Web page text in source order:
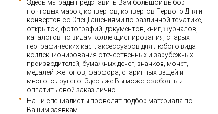
Здесь мы рады представить Вам большой выбор
почтовых марок, конвертов, конвертов Первого Дня и
конвертов со СпецГашениями по различной тематике,
открыток, фотографий, документов, книг, журналов,
каталогов по видам коллекционирования, старых
географических карт, аксессуаров для любого вида
коллекционирования отечественных и зарубежных
производителей, бумажных денег, значков, монет,
медалей, жетонов, фарфора, старинных вещей и
многого другого. Здесь же Вы можете забрать и
оплатить свой заказ лично.
Наши специалисты проводят подбор материала по
Вашим заявкам.